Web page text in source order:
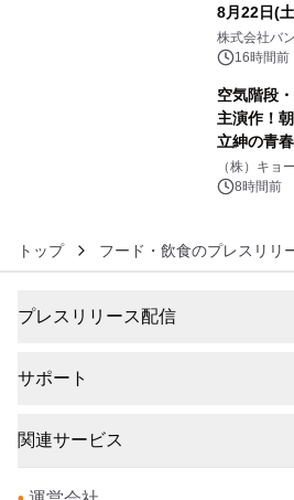
8月22日(
像『
BEYOND
株式会社バ
16時間前
空気階段
主演作！
立紳の青
マジで来
（株）キョ
8時間前
トップ フード・飲食のプレスリリ
プレスリリース配信
サポート
関連サービス